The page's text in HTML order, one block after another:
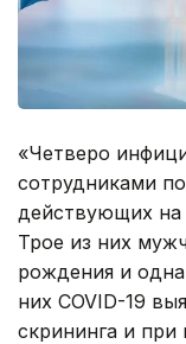
«Четверо
сотрудниками
действующих на
Трое из них
рождения и
них COVID-19
скрининга и при